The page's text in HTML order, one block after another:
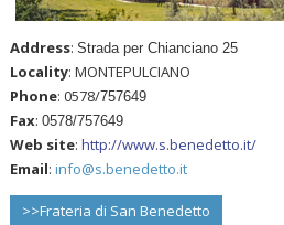
Address:Strada per Chianciano 25
Locality: MONTEPULCIANO
Phone:0578/757649
Fax:0578/757649
Web site:http://www.s.benedetto.it/
Email:info@s.benedetto.it
>>Frateria di San Benedetto